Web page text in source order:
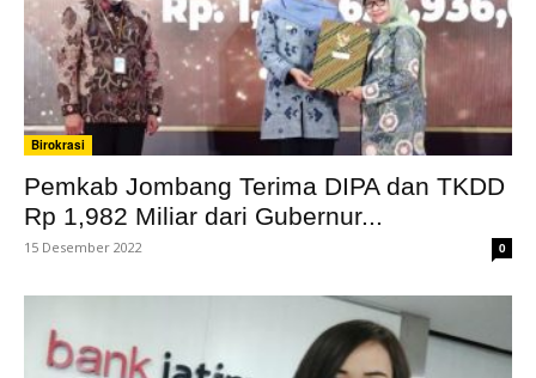
Birokrasi
Pemkab Jombang Terima DIPA dan TKDD
Rp 1,982 Miliar dari Gubernur...
15 Desember 2022 0